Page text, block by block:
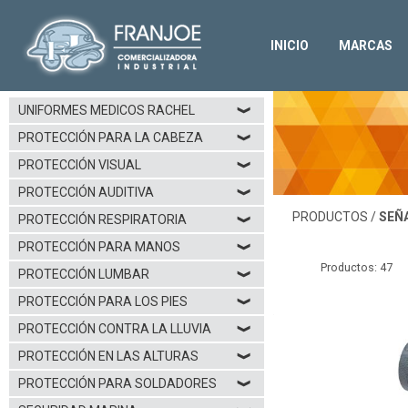
Servicio de entrega a los estados deChiapas
INICIO MARCAS
UNIFORMES MEDICOS RACHEL ❱
PROTECCIÓN PARA LA CABEZA ❱
PROTECCIÓN VISUAL ❱
PROTECCIÓN AUDITIVA ❱
PROTECCIÓN RESPIRATORIA ❱
PROTECCIÓN PARA MANOS ❱
PROTECCIÓN LUMBAR ❱
PROTECCIÓN PARA LOS PIES ❱
PROTECCIÓN CONTRA LA LLUVIA ❱
PROTECCIÓN EN LAS ALTURAS ❱
PROTECCIÓN PARA SOLDADORES ❱
PRODUCTOS /
Productos: 47